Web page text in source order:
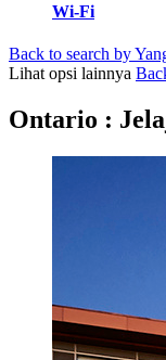
Wi-Fi
Back to search by
Lihat opsi lainnya
Ontario :